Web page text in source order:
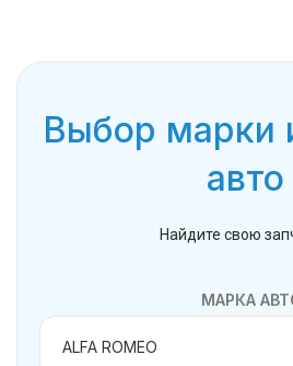
Выбор марки
авто
Найдите свою
МАРКА